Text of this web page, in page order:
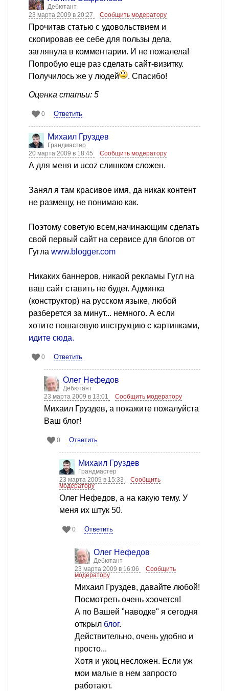
Дебютант
23 марта 2009 в 20:27
Сообщить модератору
Прочитав статью с удовольствием и
скопировав ее себе для пользы дела,
заглянула в комментарии. И не пожалела!
Попробую еще раз сделать сайт-визитку.
Получилось же у людей
. Спасибо!
Оценка статьи: 5
0 Ответить
Михаил Груздев
Грандмастер
20 марта 2009 в 18:45
Сообщить модератору
А для меня и ucoz слишком сложен.
Занял я там красивое имя, да никак контент
не размещу, не понимаю как.
Поэтому советую всем,начинающим сделать
свой первый сайт на сервисе для блогов от
Гугла www.blogger.com
Никаких баннеров, никаой рекламы Гугл на
ваш сайт ставить не будет. Админка
(конструктор) на русском языке, любой
разберется за минут... немного. А если
хотите пошаговую инструкцию с картинками,
идите сюда.
0 Ответить
Олег Нефедов
Дебютант
23 марта 2009 в 13:01
Сообщить модератору
Михаил Груздев, а покажите пожалуйста
Ваш блог!
0 Ответить
Михаил Груздев
Грандмастер
23 марта 2009 в 15:33
Сообщить
модератору
Олег Нефедов, а на какую тему. У
меня их штук 50.
0 Ответить
Олег Нефедов
Дебютант
23 марта 2009 в 16:06
Сообщить
модератору
Михаил Груздев, давайте любой!
Посмотреть очень хэочется!
А по Вашей "наводке" я сегодня
открыл блог.
Действительно, очень удобно и
просто...
Хотя и укоц несложен. Если уж
мои малые в нем запросто
работают.